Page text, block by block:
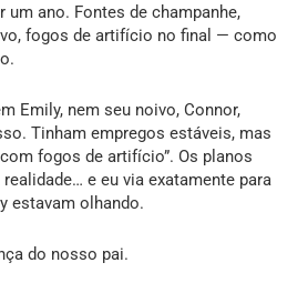
um ano. Fontes de champanhe,
fogos de artifício no final — como
Emily, nem seu noivo, Connor,
Tinham empregos estáveis, mas
fogos de artifício”. Os planos
e eu via exatamente para
estavam olhando.
do nosso pai.